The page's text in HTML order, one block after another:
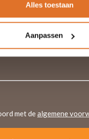
Alles toestaan
Aanpassen
met dealgemene